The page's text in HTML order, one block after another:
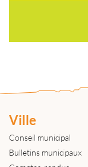
Ville
Conseil municipal
Bulletins municipaux